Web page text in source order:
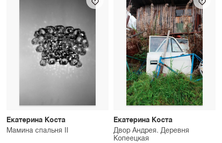
Екатерина Коста
Мамина спальня II
Екатерина Коста
Двор Андрея. Деревня
Копеецкая